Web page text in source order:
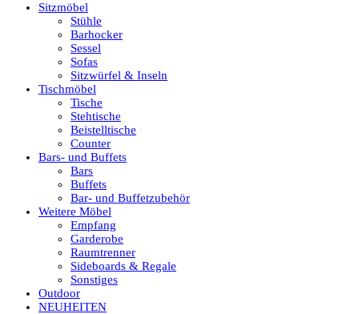
Sitzmöbel
Stühle
Barhocker
Sessel
Sofas
Sitzwürfel & Inseln
Tischmöbel
Tische
Stehtische
Beistelltische
Counter
Bars- und Buffets
Bars
Buffets
Bar- und Buffetzubehör
Weitere Möbel
Empfang
Garderobe
Raumtrenner
Sideboards & Regale
Sonstiges
Outdoor
NEUHEITEN